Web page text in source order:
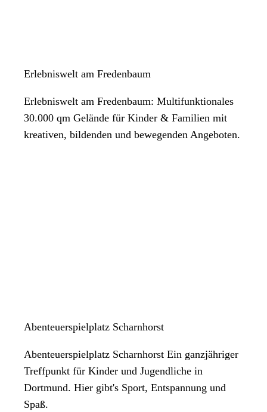
Erlebniswelt am Fredenbaum
Erlebniswelt am Fredenbaum: Multifunktionales
30.000 qm Gelände für Kinder & Familien mit
kreativen, bildenden und bewegenden Angeboten.
Abenteuerspielplatz Scharnhorst
Abenteuerspielplatz Scharnhorst Ein ganzjähriger
Treffpunkt für Kinder und Jugendliche in
Dortmund. Hier gibt's Sport, Entspannung und
Spaß.